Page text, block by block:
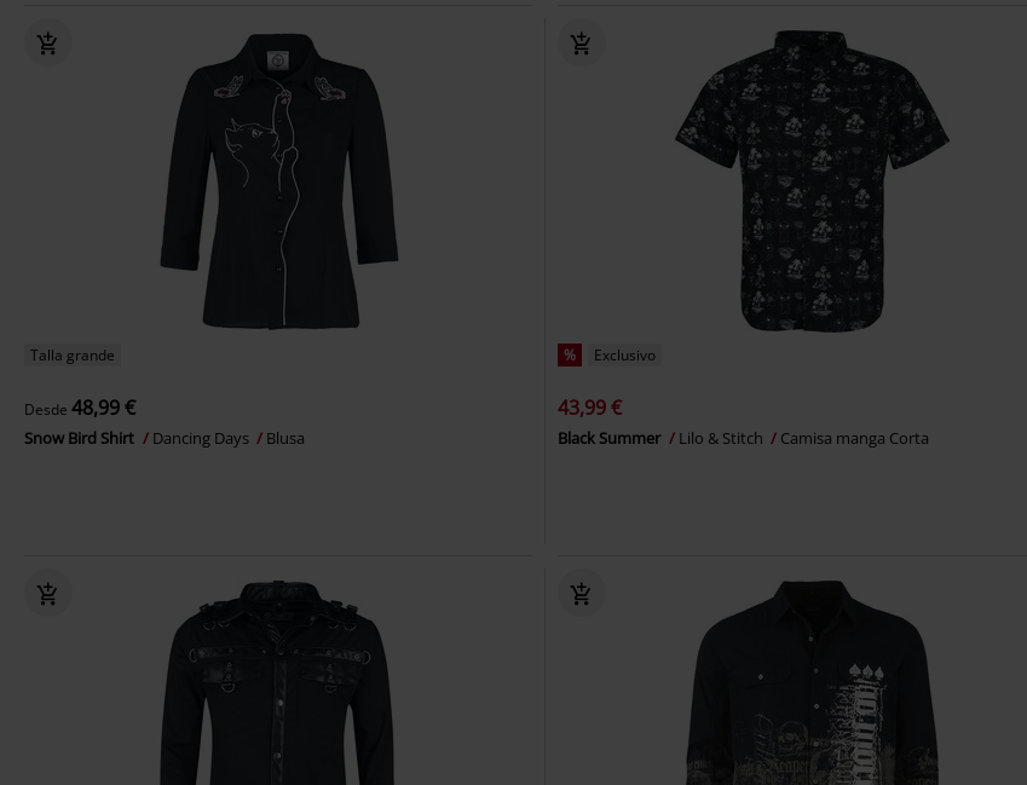
Talla grande
Desde 48,99 €
Snow Bird Shirt Dancing Days Blusa
% Exclusivo
43,99 €
Black Summer Lilo & Stitch Camisa manga Corta